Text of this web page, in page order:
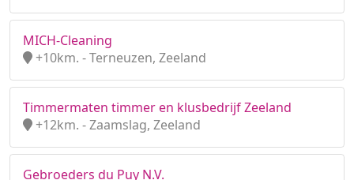
MICH-Cleaning
+10km. - Terneuzen, Zeeland
Timmermaten timmer en klusbedrijf Zeeland
+12km. - Zaamslag, Zeeland
Gebroeders du Puy N.V.